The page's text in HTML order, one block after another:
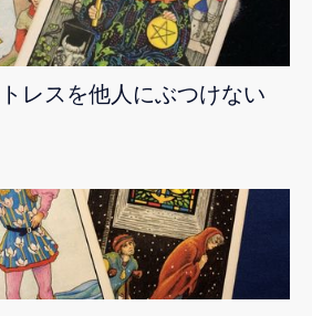
レスを他人にぶつけない